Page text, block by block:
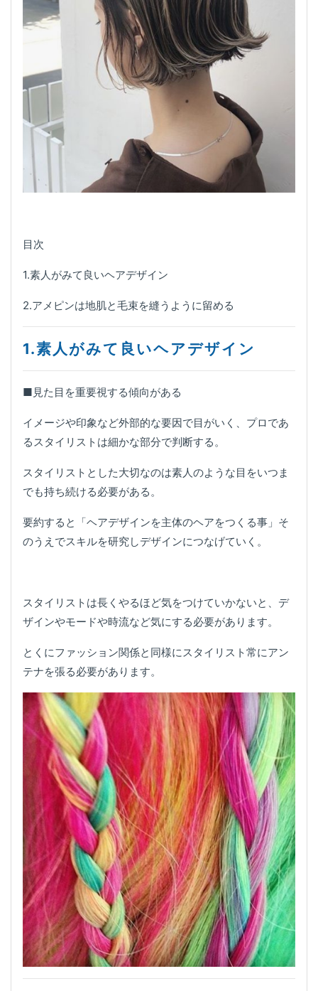
目次
1.素人がみて良いヘアデザイン
2.アメピンは地肌と毛束を縫うように留める
1.素人がみて良いヘアデザイン
■見た目を重要視する傾向がある
イメージや印象など外部的な要因で目がいく、プロであ
るスタイリストは細かな部分で判断する。
スタイリストとした大切なのは素人のような目をいつま
でも持ち続ける必要がある。
要約すると「ヘアデザインを主体のヘアをつくる事」そ
のうえでスキルを研究しデザインにつなげていく。
スタイリストは長くやるほど気をつけていかないと、デ
ザインやモードや時流など気にする必要があります。
とくにファッション関係と同様にスタイリスト常にアン
テナを張る必要があります。